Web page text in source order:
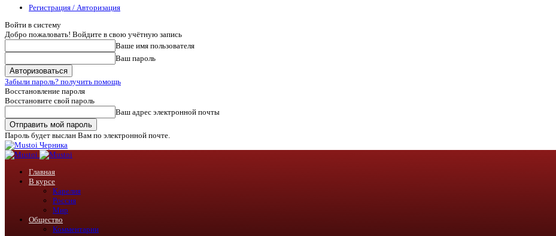
Регистрация / Авторизация
Войти в систему
Добро пожаловать! Войдите в свою учётную запись
Ваше имя пользователя
Ваш пароль
Забыли пароль? получить помощь
Восстановление пароля
Восстановите свой пароль
Ваш адрес электронной почты
Пароль будет выслан Вам по электронной почте.
Черника
Главная
В курсе
Карелия
Россия
Мир
Общество
Комментарии